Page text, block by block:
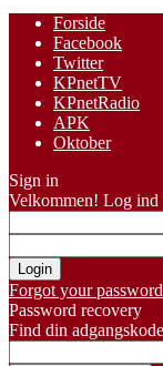
Forside
Facebook
Twitter
KPnetTV
KPnetRadio
APK
Oktober
Sign in
Velkommen! Log ind
Forgot your
Password recovery
Find din adgangskode